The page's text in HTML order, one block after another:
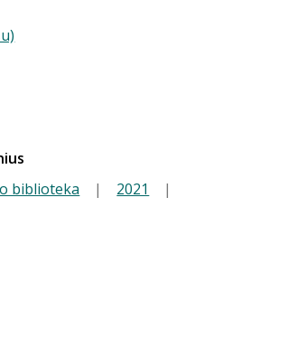
biblioteka | 2021
|